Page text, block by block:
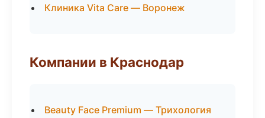
Клиника Vita Care — Воронеж
Компании в Краснодар
Beauty Face Premium — Трихология